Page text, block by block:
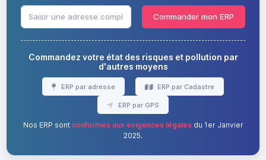
Commander mon ERP
Commandez votre état des risques et pollution par
d'autres moyens
ERP par adresse ERP par Cadastre
ERP par GPS
Nos ERP sont conformes aux exigences légalesdu 1er Janvier
2025.